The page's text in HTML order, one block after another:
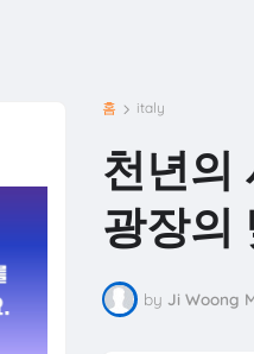
홈 italy
천년의
광장의
by Ji Woong